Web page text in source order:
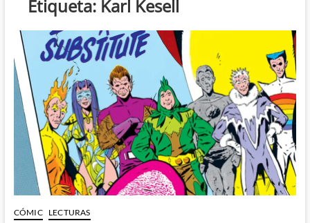
Etiqueta: Karl Kesell
CÓMIC LECTURAS